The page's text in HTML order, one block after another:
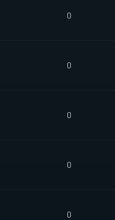
0
0
0
0
0